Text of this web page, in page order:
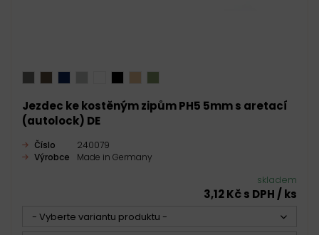
Jezdec ke kostěným zipům PH5 5mm s aretací
(autolock) DE
Číslo
240079
Výrobce
Made in Germany
skladem
3,12 Kč s DPH / ks
- Vyberte variantu produktu -